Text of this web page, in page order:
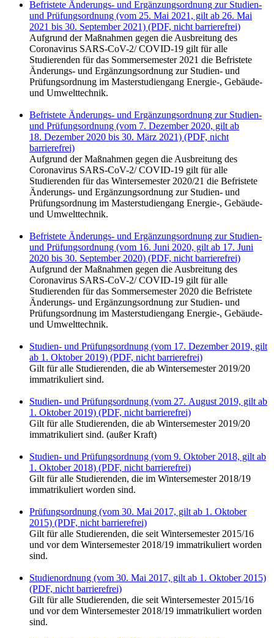
Befristete Änderungs- und Ergänzungsordnung zur Studien-
und Prüfungsordnung (vom 25. Mai 2021, gilt ab 26. Mai
2021 bis 30. September 2021) (PDF, nicht barrierefrei)
Aufgrund der Maßnahmen gegen die Ausbreitung des
Coronavirus SARS-CoV-2/ COVID-19 gilt für alle
Studierenden für das Sommersemester 2021 die Befristete
Änderungs- und Ergänzungsordnung zur Studien- und
Prüfungsordnung im Masterstudiengang Energie-, Gebäude-
und Umwelttechnik.
Befristete Änderungs- und Ergänzungsordnung zur Studien-
und Prüfungsordnung (vom 7. Dezember 2020, gilt ab
18. Dezember 2020 bis 30. März 2021) (PDF, nicht
barrierefrei)
Aufgrund der Maßnahmen gegen die Ausbreitung des
Coronavirus SARS-CoV-2/ COVID-19 gilt für alle
Studierenden für das Wintersemester 2020/21 die Befristete
Änderungs- und Ergänzungsordnung zur Studien- und
Prüfungsordnung im Masterstudiengang Energie-, Gebäude-
und Umwelttechnik.
Befristete Änderungs- und Ergänzungsordnung zur Studien-
und Prüfungsordnung (vom 16. Juni 2020, gilt ab 17. Juni
2020 bis 30. September 2020) (PDF, nicht barrierefrei)
Aufgrund der Maßnahmen gegen die Ausbreitung des
Coronavirus SARS-CoV-2/ COVID-19 gilt für alle
Studierenden für das Sommersemester 2020 die Befristete
Änderungs- und Ergänzungsordnung zur Studien- und
Prüfungsordnung im Masterstudiengang Energie-, Gebäude-
und Umwelttechnik.
Studien- und Prüfungsordnung (vom 17. Dezember 2019, gilt
ab 1. Oktober 2019) (PDF, nicht barrierefrei)
Gilt für alle Studierenden, die ab Wintersemester 2019/20
immatrikuliert sind.
Studien- und Prüfungsordnung (vom 27. August 2019, gilt ab
1. Oktober 2019) (PDF, nicht barrierefrei)
Gilt für alle Studierenden, die ab Wintersemester 2019/20
immatrikuliert sind. (außer Kraft)
Studien- und Prüfungsordnung (vom 9. Oktober 2018, gilt ab
1. Oktober 2018) (PDF, nicht barrierefrei)
Gilt für alle Studierenden, die im Wintersemester 2018/19
immatrikuliert worden sind.
Prüfungsordnung (vom 30. Mai 2017, gilt ab 1. Oktober
2015) (PDF, nicht barrierefrei)
Gilt für alle Studierenden, die seit Wintersemester 2015/16
und vor dem Wintersemester 2018/19 immatrikuliert worden
sind.
Studienordnung (vom 30. Mai 2017, gilt ab 1. Oktober 2015)
(PDF, nicht barrierefrei)
Gilt für alle Studierenden, die seit Wintersemester 2015/16
und vor dem Wintersemester 2018/19 immatrikuliert worden
sind.